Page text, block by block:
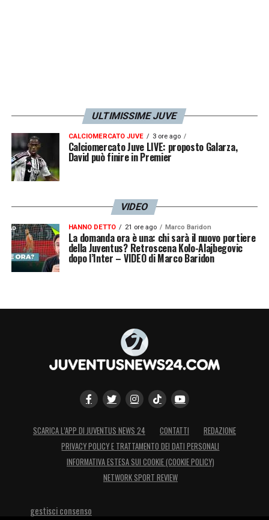
ULTIMISSIME JUVE
CALCIOMERCATO JUVE 3 ore ago
Calciomercato Juve LIVE: proposto Galarza,
David può finire in Premier
VIDEO
HANNO DETTO 21 ore ago Marco Baridon
La domanda ora è una: chi sarà il nuovo portiere
della Juventus? Retroscena Kolo-Alajbegovic
dopo l’Inter – VIDEO di Marco Baridon
SCARICA L’APP DI JUVENTUS NEWS 24 CONTATTI
REDAZIONE
PRIVACY POLICY E TRATTAMENTO DEI DATI PERSONALI
INFORMATIVA ESTESA SUI COOKIE (COOKIE POLICY)
NETWORK SPORT REVIEW
gestisci consenso